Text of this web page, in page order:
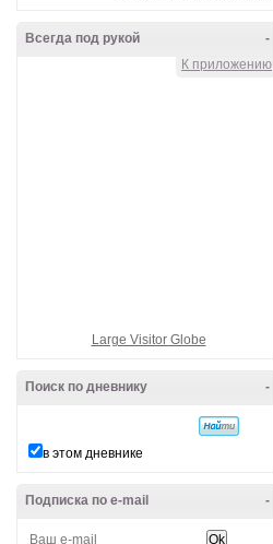
-
Всегда под рукой
К приложению
Large Visitor Globe
-
Поиск по дневнику
в этом дневнике
-
Подписка по e-mail